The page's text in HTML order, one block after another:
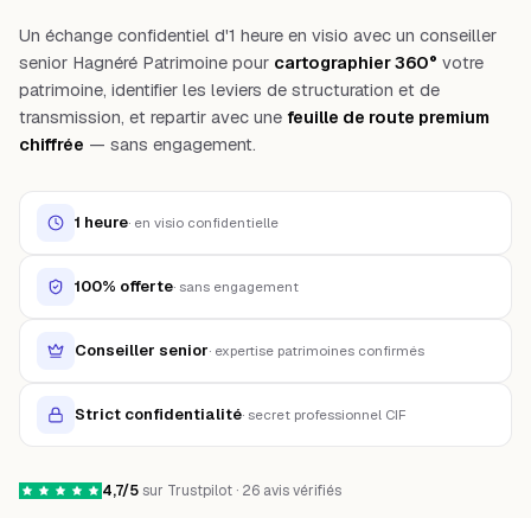
Un échange confidentiel d'1 heure en visio avec un conseiller
senior Hagnéré Patrimoine pour cartographier 360° votre
patrimoine, identifier les leviers de structuration et de
transmission, et repartir avec une feuille de route premium
chiffrée — sans engagement.
1 heure· en visio confidentielle
100% offerte· sans engagement
Conseiller senior· expertise patrimoines confirmés
Strict confidentialité· secret professionnel CIF
4,7/5sur Trustpilot · 26 avis vérifiés